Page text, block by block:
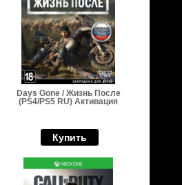
Days Gone / Жизнь После
(PS4/PS5 RU) Активация
Купить